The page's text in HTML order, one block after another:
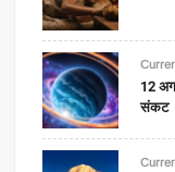
12
संकट